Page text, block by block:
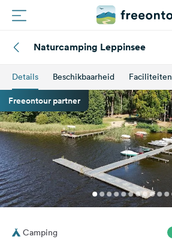
Campings
Magazine
Partners
Registreren
Inloggen
Naturcamping Leppinsee
Details Beschikbaarheid Faciliteiten
Freeontour partner
Camping